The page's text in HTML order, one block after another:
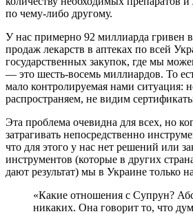
по чему-либо другому.
У нас примерно 92 миллиарда гривен
продаж лекарств в аптеках по всей
государственных закупок, где мы
— это шесть-восемь миллиардов. То
мало контролируемая нами ситуация:
распространяем, не видим
Эта проблема очевидна для всех, но
затрагивать непосредственно
что для этого у нас нет решений или
инструментов (которые в других
дают результат) мы в Украине только
«Какие отношения с Супрун?
никаких. Она говорит то, что